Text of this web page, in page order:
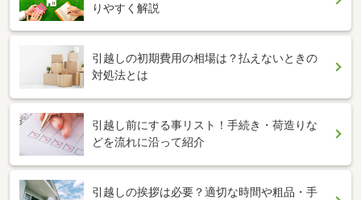
りやすく解説
引越しの初期費用の相場は？払えないときの
対処法とは
引越し前にする事リスト！手続き・荷造りな
どを流れに沿って紹介
引越しの挨拶は必要？適切な時間や粗品・手